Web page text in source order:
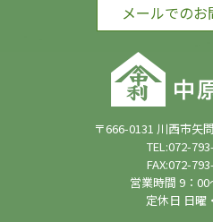
メールでの
〒666-0131 川西市矢
TEL:072-
FAX:072-
営業時間 9：
定休日 日曜